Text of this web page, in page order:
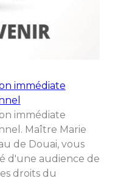
immédiate
immédiate
Maître Marie
de Douai, vous
d'une audience de
droits du